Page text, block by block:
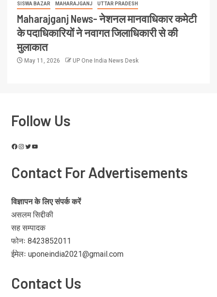
SISWA BAZAR MAHARAJGANJ UTTAR PRADESH
Maharajganj News- नेशनल मानवाधिकार कमेटी
के पदाधिकारियों ने नवागत जिलाधिकारी से की
मुलाकात
May 11, 2026 UP One India News Desk
Follow Us
Contact For Advertisements
विज्ञापन के लिए संपर्क करें
असलम सिद्दीकी
सह सम्पादक
फोनः 8423852011
ईमेलः uponeindia2021@gmail.com
Contact Us